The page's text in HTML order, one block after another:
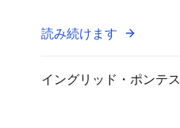
読み続けます
イングリッド・ポンテス